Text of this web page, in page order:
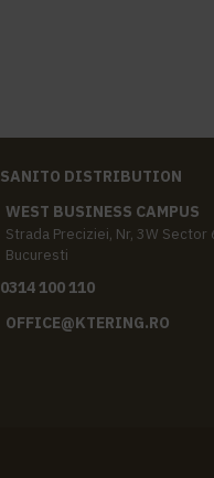
SANITO DISTRIBUTION
WEST BUSINESS CAMPUS
Strada Preciziei, Nr, 3W Sector
Bucuresti
0314 100 110
OFFICE@KTERING.RO